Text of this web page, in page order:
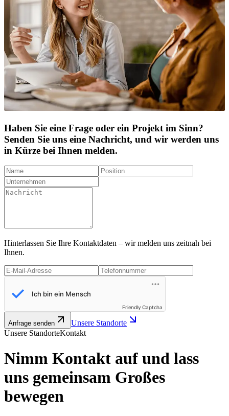
Haben Sie eine Frage oder ein Projekt im Sinn?
Senden Sie uns eine Nachricht, und wir werden uns
in Kürze bei Ihnen melden.
Hinterlassen Sie Ihre Kontaktdaten – wir melden uns zeitnah bei
Ihnen.
Friendly Captcha
Anfrage senden
Unsere Standorte
Unsere StandorteKontakt
Nimm Kontakt auf und lass
uns gemeinsam Großes
bewegen